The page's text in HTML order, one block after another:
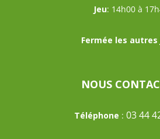
Jeu: 14h00 à
Fermée les autres
NOUS
Téléphone : 03 44